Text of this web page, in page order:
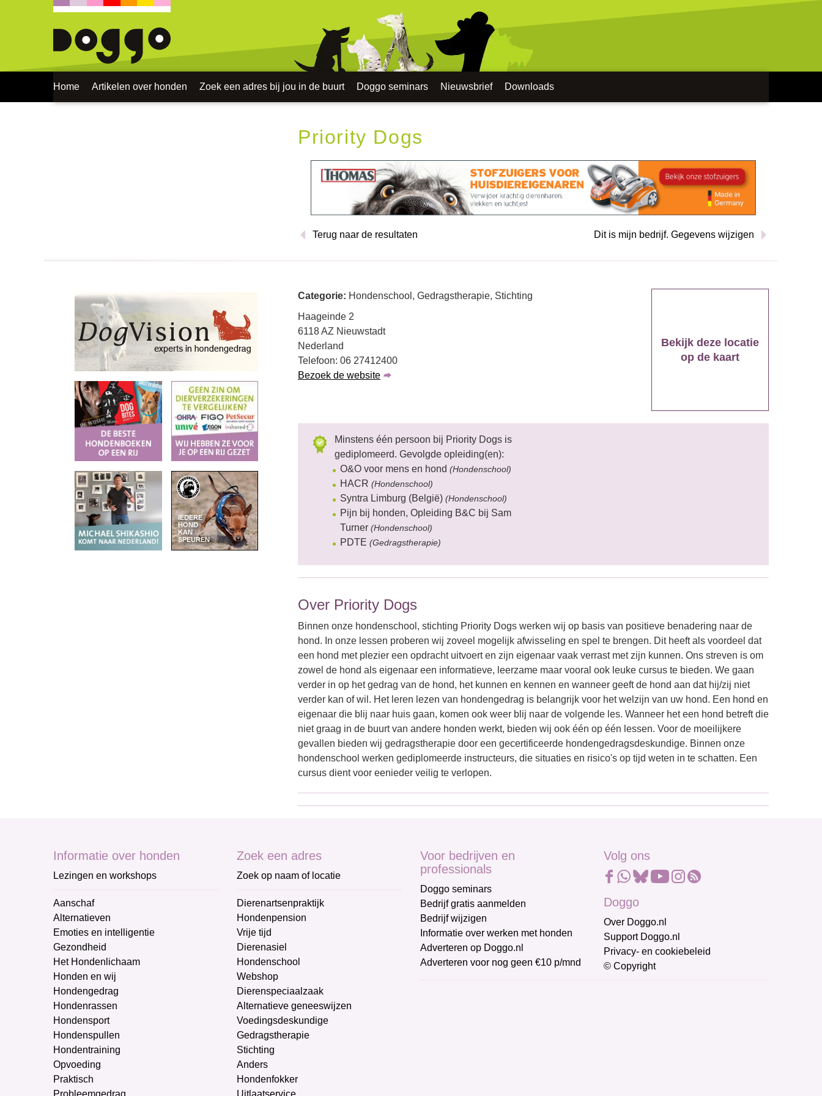
Home Artikelen over honden Zoek een adres bij jou in de buurt Doggo seminars Nieuwsbrief Downloads
Priority Dogs
Terug naar de resultaten Dit is mijn bedrijf. Gegevens wijzigen
Categorie: Hondenschool, Gedragstherapie, Stichting
Haageinde 2
6118 AZ Nieuwstadt
Nederland
Telefoon: 06 27412400
Bezoek de website
Bekijk deze locatie
op de kaart
Minstens één persoon bij Priority Dogs is
gediplomeerd. Gevolgde opleiding(en):
O&O voor mens en hond (Hondenschool)
HACR (Hondenschool)
Syntra Limburg (België) (Hondenschool)
Pijn bij honden, Opleiding B&C bij Sam
Turner (Hondenschool)
PDTE (Gedragstherapie)
Over Priority Dogs
Binnen onze hondenschool, stichting Priority Dogs werken wij op basis van positieve benadering naar de
hond. In onze lessen proberen wij zoveel mogelijk afwisseling en spel te brengen. Dit heeft als voordeel dat
een hond met plezier een opdracht uitvoert en zijn eigenaar vaak verrast met zijn kunnen. Ons streven is om
zowel de hond als eigenaar een informatieve, leerzame maar vooral ook leuke cursus te bieden. We gaan
verder in op het gedrag van de hond, het kunnen en kennen en wanneer geeft de hond aan dat hij/zij niet
verder kan of wil. Het leren lezen van hondengedrag is belangrijk voor het welzijn van uw hond. Een hond en
eigenaar die blij naar huis gaan, komen ook weer blij naar de volgende les. Wanneer het een hond betreft die
niet graag in de buurt van andere honden werkt, bieden wij ook één op één lessen. Voor de moeilijkere
gevallen bieden wij gedragstherapie door een gecertificeerde hondengedragsdeskundige. Binnen onze
hondenschool werken gediplomeerde instructeurs, die situaties en risico's op tijd weten in te schatten. Een
cursus dient voor eenieder veilig te verlopen.
Informatie over honden
Lezingen en workshops
Aanschaf
Alternatieven
Emoties en intelligentie
Gezondheid
Het Hondenlichaam
Honden en wij
Hondengedrag
Hondenrassen
Hondensport
Hondenspullen
Hondentraining
Opvoeding
Praktisch
Zoek een adres
Zoek op naam of locatie
Dierenartsenpraktijk
Hondenpension
Vrije tijd
Dierenasiel
Hondenschool
Webshop
Dierenspeciaalzaak
Alternatieve geneeswijzen
Voedingsdeskundige
Gedragstherapie
Stichting
Anders
Hondenfokker
Voor bedrijven en
professionals
Doggo seminars
Bedrijf gratis aanmelden
Bedrijf wijzigen
Informatie over werken met honden
Adverteren op Doggo.nl
Adverteren voor nog geen €10 p/mnd
Volg ons
Doggo
Over Doggo.nl
Support Doggo.nl
Privacy- en cookiebeleid
© Copyright